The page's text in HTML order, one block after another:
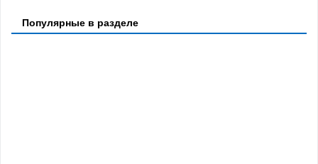
Популярные в разделе